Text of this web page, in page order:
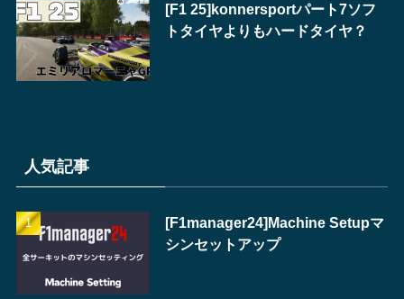
[F1 25]konnersportパート7ソフ
トタイヤよりもハードタイヤ？
人気記事
[F1manager24]Machine Setupマ
シンセットアップ